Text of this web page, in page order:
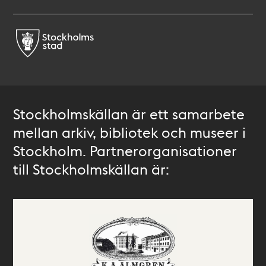
Stockholmskällan är ett samarbete
mellan arkiv, bibliotek och museer i
Stockholm. Partnerorganisationer
till Stockholmskällan är: